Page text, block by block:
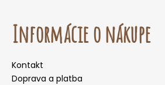
Informácie o nákupe
Kontakt
Doprava a platba